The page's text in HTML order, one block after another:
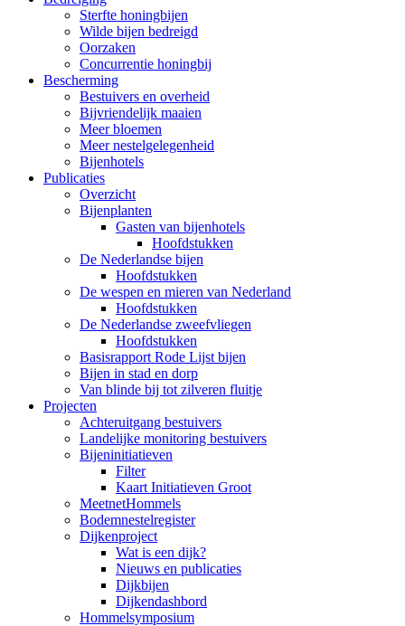
Sterfte honingbijen
Wilde bijen bedreigd
Oorzaken
Concurrentie honingbij
Bescherming
Bestuivers en overheid
Bijvriendelijk maaien
Meer bloemen
Meer nestelgelegenheid
Bijenhotels
Publicaties
Overzicht
Bijenplanten
Gasten van bijenhotels
Hoofdstukken
De Nederlandse bijen
Hoofdstukken
De wespen en mieren van Nederland
Hoofdstukken
De Nederlandse zweefvliegen
Hoofdstukken
Basisrapport Rode Lijst bijen
Bijen in stad en dorp
Van blinde bij tot zilveren fluitje
Projecten
Achteruitgang bestuivers
Landelijke monitoring bestuivers
Bijeninitiatieven
Filter
Kaart Initiatieven Groot
MeetnetHommels
Bodemnestelregister
Dijkenproject
Wat is een dijk?
Nieuws en publicaties
Dijkbijen
Dijkendashbord
Hommelsymposium